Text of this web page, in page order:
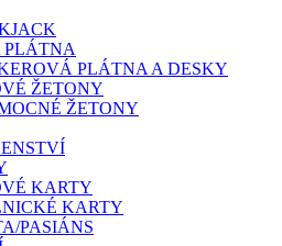
PLÁTNA
PLÁTNA A DESKY
ŽETONY
ŽETONY
KARTY
KARTY
PASIÁNS